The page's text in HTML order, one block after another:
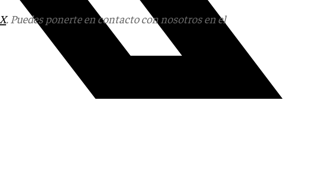
X. Puedes ponerte en contacto con nosotros en el